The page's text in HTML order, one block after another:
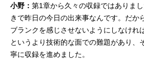
小野： 第1章から久々の収録ではありま
きで昨日の今日の出来事なんです。だか
ブランクを感じさせないようにしなけれ
というより技術的な面での難題があり、
寧に収録を進めました。